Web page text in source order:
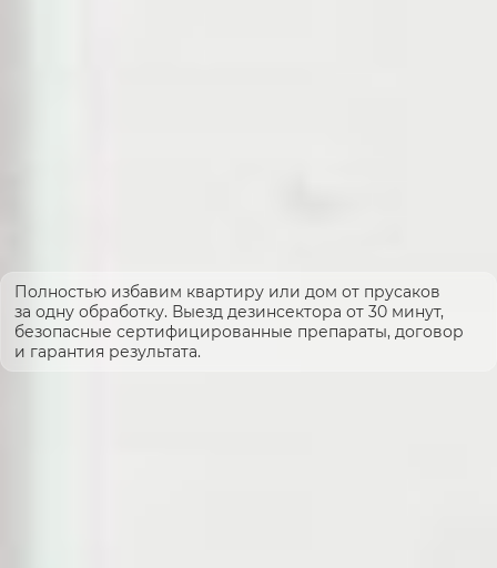
Полностью избавим квартиру или дом от прусаков
за одну обработку. Выезд дезинсектора от 30 минут,
безопасные сертифицированные препараты, договор
и гарантия результата.